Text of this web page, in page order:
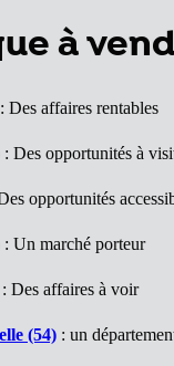
à
: Des affaires rentables
: Des opportunités à
opportunités
: Un marché porteur
: Des affaires à voir
(54) : un